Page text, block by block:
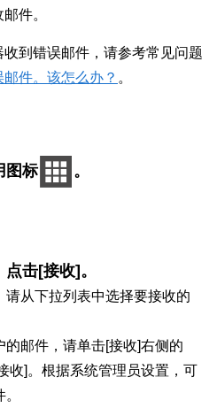
件。
到错误邮件，请参考常见问题
件。该怎么办？ 。
图标 。
击[接收]。
请从下拉列表中选择要接收的
的邮件，请单击[接收]右侧的
收]。根据系统管理员设置，可